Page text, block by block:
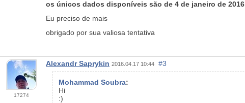
os únicos dados disponíveis são de 4 de janeiro de 2016
Eu preciso de mais
obrigado por sua valiosa tentativa
17274
Alexandr Saprykin 2016.04.17 10:44 #3
Mohammad Soubra:
Hi
:)